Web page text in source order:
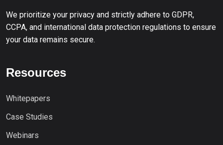
We prioritize your privacy and strictly adhere to GDPR,
CCPA, and international data protection regulations to ensure
your data remains secure.
Resources
Whitepapers
Case Studies
Webinars